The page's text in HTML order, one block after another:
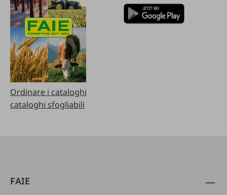
Ordinare i cataloghi
cataloghi sfogliabili
FAIE